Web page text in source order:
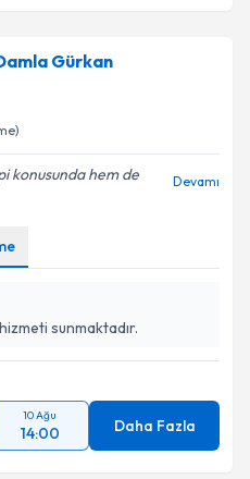
Gürkan
konusunda hem de
Devamı
sunmaktadır.
10 Ağu
14:00 Daha Fazla